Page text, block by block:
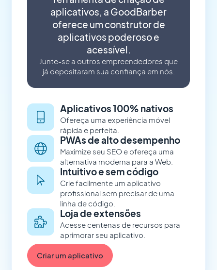
aplicativos, a GoodBarber
oferece um construtor de
aplicativos poderoso e
acessível.
Junte-se a outros empreendedores que
já depositaram sua confiança em nós.
Aplicativos 100% nativos
Ofereça uma experiência móvel
rápida e perfeita.
PWAs de alto desempenho
Maximize seu SEO e ofereça uma
alternativa moderna para a Web.
Intuitivo e sem código
Crie facilmente um aplicativo
profissional sem precisar de uma
linha de código.
Loja de extensões
Acesse centenas de recursos para
aprimorar seu aplicativo.
Criar um aplicativo